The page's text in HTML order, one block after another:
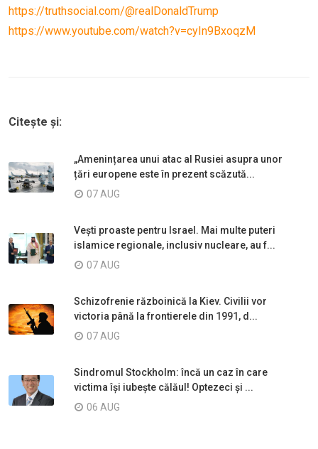
https://truthsocial.com/@realDonaldTrump
https://www.youtube.com/watch?v=cyIn9BxoqzM
Citește și:
„Amenințarea unui atac al Rusiei asupra unor
țări europene este în prezent scăzută...
07 AUG
Vești proaste pentru Israel. Mai multe puteri
islamice regionale, inclusiv nucleare, au f...
07 AUG
Schizofrenie războinică la Kiev. Civilii vor
victoria până la frontierele din 1991, d...
07 AUG
Sindromul Stockholm: încă un caz în care
victima își iubește călăul! Optezeci și ...
06 AUG